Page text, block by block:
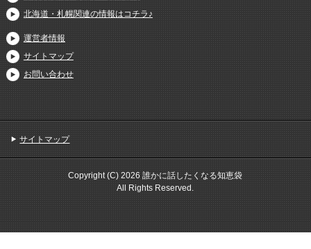
北海道・札幌関連の情報はコチラ♪
運営者情報
サイトマップ
お問い合わせ
サイトマップ
Copyright (C) 2026 誰かに話したくなる知恵袋
All Rights Reserved.